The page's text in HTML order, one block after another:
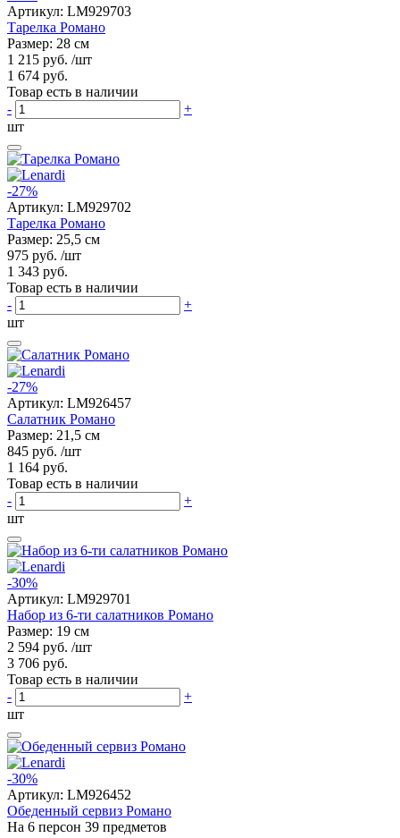
Артикул: LM929703
Тарелка Романо
Размер: 28 см
1 215 руб. /шт
1 674 руб.
Товар есть в наличии
-
+
шт
-27%
Артикул: LM929702
Тарелка Романо
Размер: 25,5 см
975 руб. /шт
1 343 руб.
Товар есть в наличии
-
+
шт
-27%
Артикул: LM926457
Салатник Романо
Размер: 21,5 см
845 руб. /шт
1 164 руб.
Товар есть в наличии
-
+
шт
-30%
Артикул: LM929701
Набор из 6-ти салатников Романо
Размер: 19 см
2 594 руб. /шт
3 706 руб.
Товар есть в наличии
-
+
шт
-30%
Артикул: LM926452
Обеденный сервиз Романо
На 6 персон 39 предметов